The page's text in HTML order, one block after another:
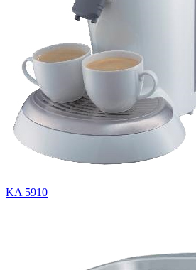
KA 5910